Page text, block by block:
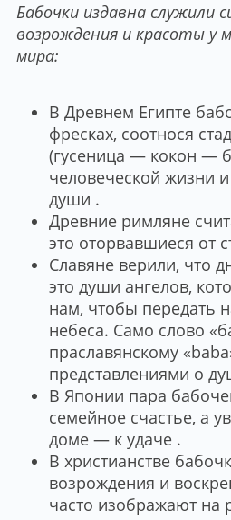
Бабочки издавна служили
возрождения и красоты у
мира:
В Древнем Египте
фресках, соотнося
(гусеница — кокон —
человеческой жизни
души .
Древние римляне
это оторвавшиеся от
Славяне верили, что
это души ангелов,
нам, чтобы передать
небеса. Само слово
праславянскому
представлениями о
В Японии пара
семейное счастье, а
доме — к удаче .
В христианстве
возрождения и
часто изображают на